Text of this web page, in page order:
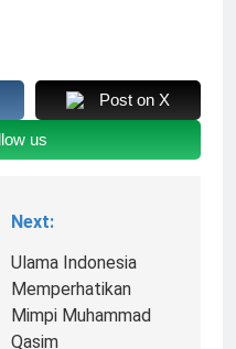
Post on X
us
Next:
Ulama Indonesia
Memperhatikan
Mimpi Muhammad
Qasim